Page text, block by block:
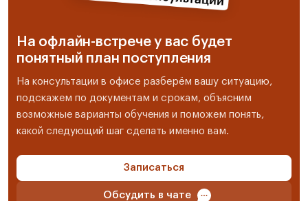
На офлайн-встрече у вас будет
понятный план поступления
На консультации в офисе разберём вашу ситуацию,
подскажем по документам и срокам, объясним
возможные варианты обучения и поможем понять,
какой следующий шаг сделать именно вам.
Записаться
Обсудить в чате